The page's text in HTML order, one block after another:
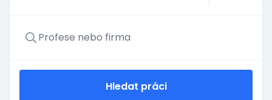
Hledat práci